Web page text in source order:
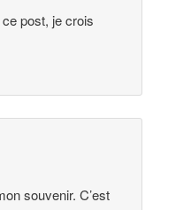
ce post, je crois
souvenir. C’est